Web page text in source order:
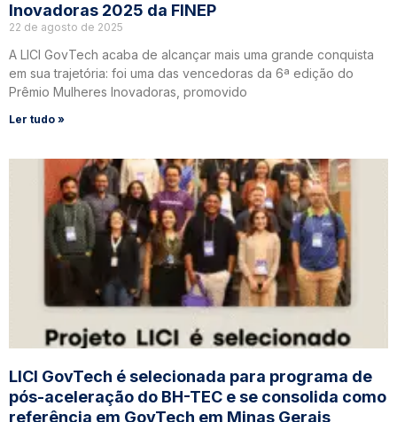
Inovadoras 2025 da FINEP
22 de agosto de 2025
A LICI GovTech acaba de alcançar mais uma grande conquista
em sua trajetória: foi uma das vencedoras da 6ª edição do
Prêmio Mulheres Inovadoras, promovido
Ler tudo »
LICI GovTech é selecionada para programa de
pós-aceleração do BH-TEC e se consolida como
referência em GovTech em Minas Gerais